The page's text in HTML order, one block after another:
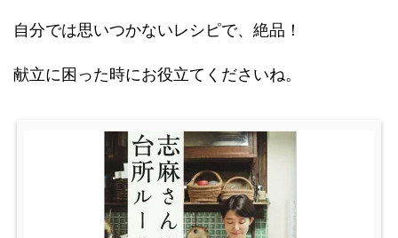
自分では思いつかないレシピで、絶品！
献立に困った時にお役立てくださいね。